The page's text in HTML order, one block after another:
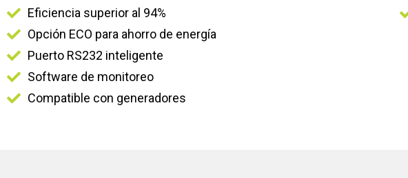
Eficiencia superior al 94%
Opción ECO para ahorro de energía
Puerto RS232 inteligente
Software de monitoreo
Compatible con generadores